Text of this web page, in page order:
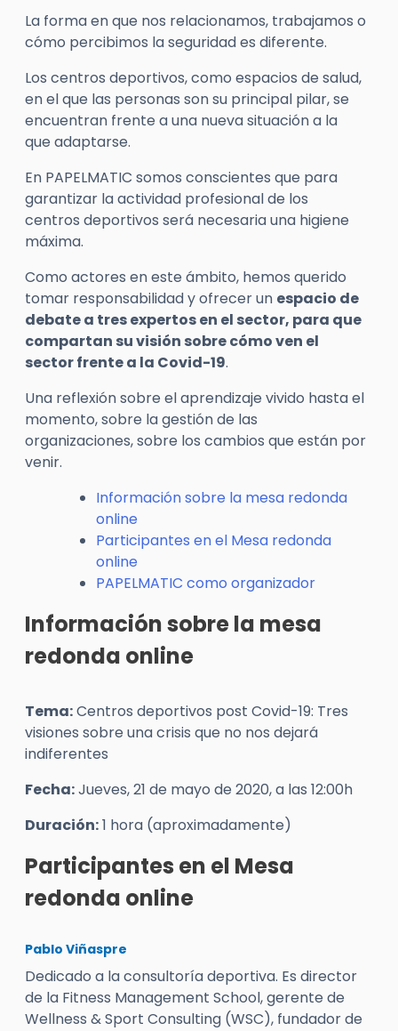
La forma en que nos relacionamos, trabajamos o
cómo percibimos la seguridad es diferente.
Los centros deportivos, como espacios de salud,
en el que las personas son su principal pilar, se
encuentran frente a una nueva situación a la
que adaptarse.
En PAPELMATIC somos conscientes que para
garantizar la actividad profesional de los
centros deportivos será necesaria una higiene
máxima.
Como actores en este ámbito, hemos querido
tomar responsabilidad y ofrecer un espacio de
debate a tres expertos en el sector, para que
compartan su visión sobre cómo ven el
sector frente a la Covid-19.
Una reflexión sobre el aprendizaje vivido hasta el
momento, sobre la gestión de las
organizaciones, sobre los cambios que están por
venir.
Información sobre la mesa redonda
online
Participantes en el Mesa redonda
online
PAPELMATIC como organizador
Información sobre la mesa
redonda online
Tema:Centros deportivos post Covid-19: Tres
visiones sobre una crisis que no nos dejará
indiferentes
Fecha:Jueves, 21 de mayo de 2020, a las 12:00h
Duración:1 hora (aproximadamente)
Participantes en el Mesa
redonda online
Pablo Viñaspre
Dedicado a la consultoría deportiva. Es director
de la Fitness Management School, gerente de
Wellness & Sport Consulting (WSC), fundador de